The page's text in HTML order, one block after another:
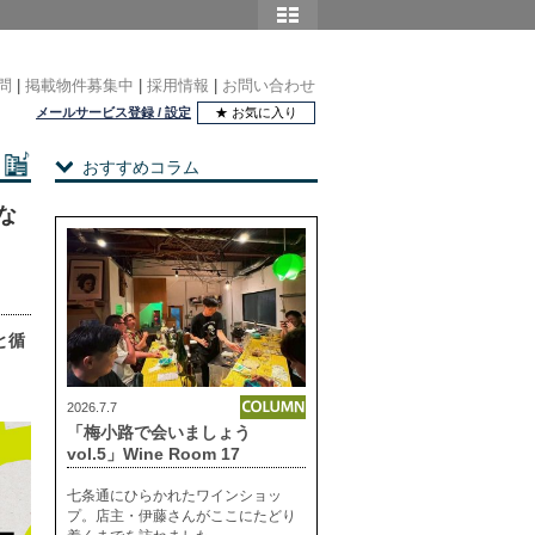
掲載物件募集中 採用情報 お問い合わせ
メールサービス登録 / 設定 ★ お気に入り
循
おすすめコラム
2026.7.7
「梅小路で会いましょう
vol.5」Wine Room 17
七条通にひらかれたワインショッ
プ。店主・伊藤さんがここにたどり